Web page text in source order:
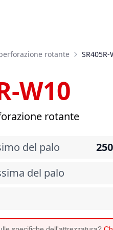
rotante SR405R-
W10
rotante
del palo
del palo